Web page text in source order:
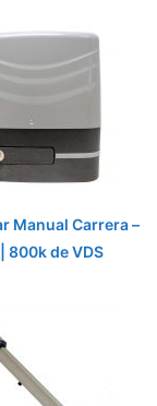
Manual Carrera –
800k de VDS